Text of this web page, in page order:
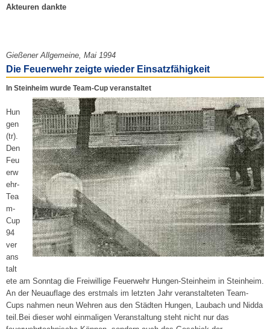
Akteuren dankte
Gießener Allgemeine, Mai 1994
Die Feuerwehr zeigte wieder Einsatzfähigkeit
In Steinheim wurde Team-Cup veranstaltet
Hun
gen
(tr).
Den
Feu
erw
ehr-
Tea
m-
Cup
94
ver
ans
talt
ete am Sonntag die Freiwillige Feuerwehr Hungen-Steinheim in Steinheim.
An der Neuauflage des erstmals im letzten Jahr veranstalteten Team-
Cups nahmen neun Wehren aus den Städten Hungen, Laubach und Nidda
teil.Bei dieser wohl einmaligen Veranstaltung steht nicht nur das